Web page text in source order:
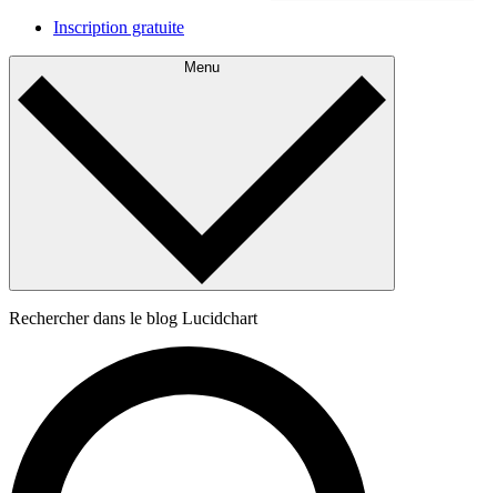
Inscription gratuite
Menu
Rechercher dans le blog Lucidchart